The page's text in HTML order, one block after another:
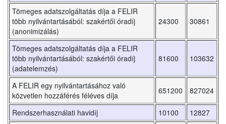
Tömeges adatszolgáltatás díja a FELIR
több nyilvántartásából: szakértői óradíj
(anonimizálás)
24300 30861
Tömeges adatszolgáltatás díja a FELIR
több nyilvántartásából: szakértői óradíj
(adatelemzés)
81600 103632
A FELIR egy nyilvántartásához való
közvetlen hozzáférés féléves díja
651200 827024
Rendszerhasználati havidíj 10100
12827